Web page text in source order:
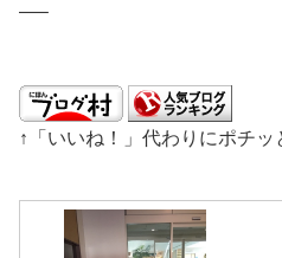
—–
↑「いいね！」代わりにポチ